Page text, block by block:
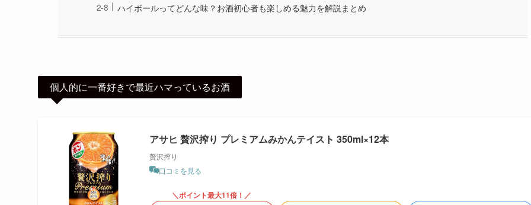
ハイボールってどんな味？お酒初心者も楽しめる魅力を解説まとめ
個人的に一番好きで最近ハマっているお酒
アサヒ 贅沢搾り プレミアムみかんテイスト 350ml×12本
贅沢搾り
口コミを見る
＼ポイント最大11倍！／